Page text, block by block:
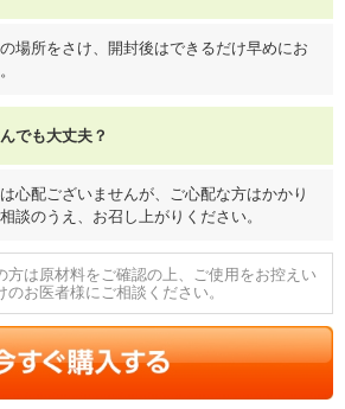
場所をさけ、開封後はできるだけ早めにお
でも大丈夫？
心配ございませんが、ご心配な方はかかり
談のうえ、お召し上がりください。
は原材料をご確認の上、ご使用をお控えい
お医者様にご相談ください。